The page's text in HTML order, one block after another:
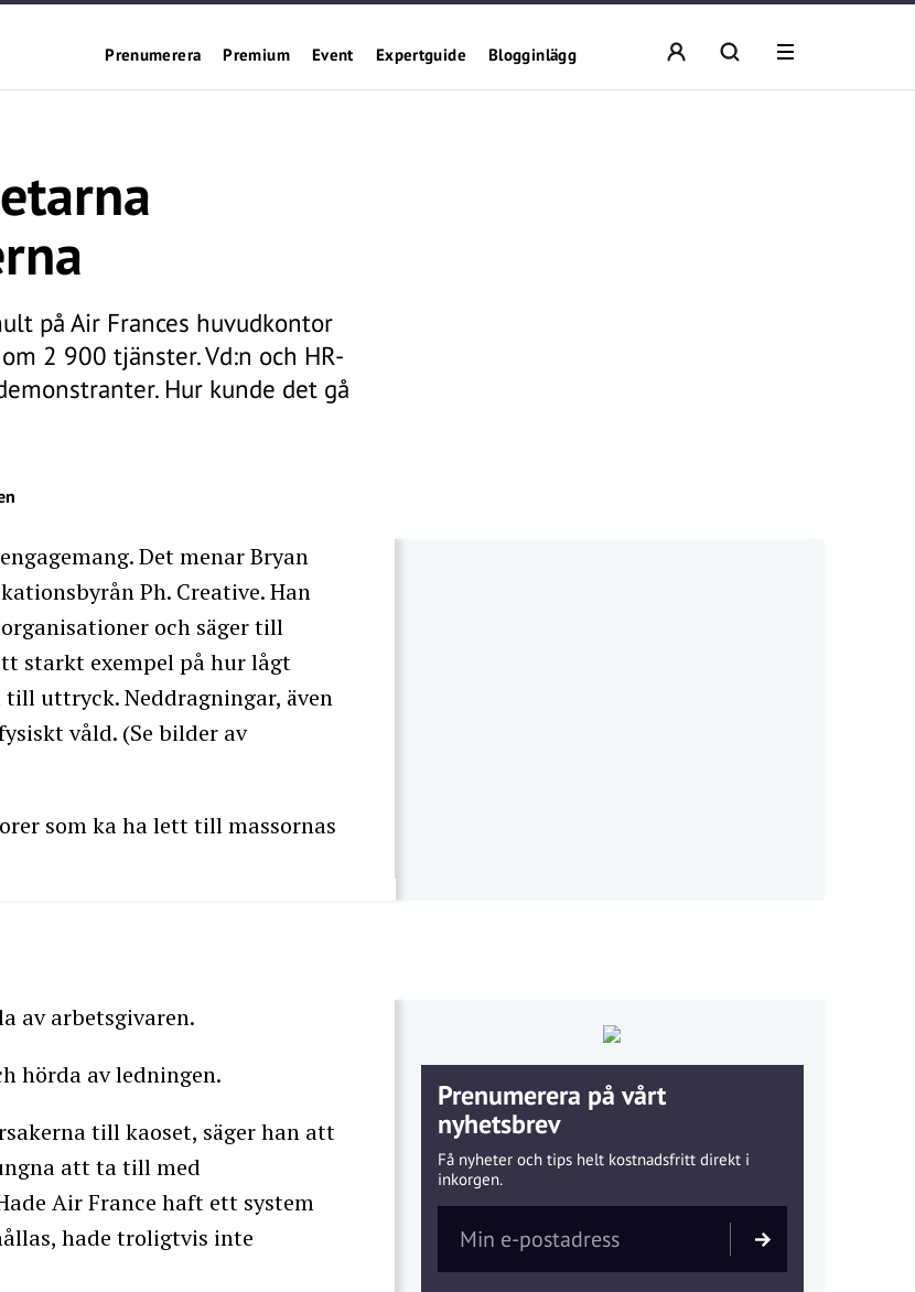
Prenumerera Premium Event Expertguide Blogginlägg
på Air Frances huvudkontor
2 900 tjänster. Vd:n och HR-
Hur kunde det gå
Det menar Bryan
Ph. Creative. Han
och säger till
starkt exempel på hur lågt
uttryck. Neddragningar, även
våld. (Se bilder av
som ka ha lett till massornas
av arbetsgivaren.
hörda av ledningen.
till kaoset, säger han att
att ta till med
Air France haft ett system
hade troligtvis inte
Prenumerera på vårt
nyhetsbrev
Få nyheter och tips helt kostnadsfritt direkt i
inkorgen.